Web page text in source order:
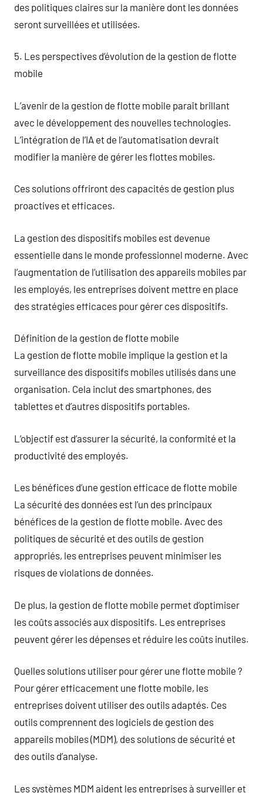
des politiques claires sur la manière dont les données
seront surveillées et utilisées.
5. Les perspectives d’évolution de la gestion de flotte
mobile
L’avenir de la gestion de flotte mobile paraît brillant
avec le développement des nouvelles technologies.
L’intégration de l’IA et de l’automatisation devrait
modifier la manière de gérer les flottes mobiles.
Ces solutions offriront des capacités de gestion plus
proactives et efficaces.
La gestion des dispositifs mobiles est devenue
essentielle dans le monde professionnel moderne. Avec
l’augmentation de l’utilisation des appareils mobiles par
les employés, les entreprises doivent mettre en place
des stratégies efficaces pour gérer ces dispositifs.
Définition de la gestion de flotte mobile
La gestion de flotte mobile implique la gestion et la
surveillance des dispositifs mobiles utilisés dans une
organisation. Cela inclut des smartphones, des
tablettes et d’autres dispositifs portables.
L’objectif est d’assurer la sécurité, la conformité et la
productivité des employés.
Les bénéfices d’une gestion efficace de flotte mobile
La sécurité des données est l’un des principaux
bénéfices de la gestion de flotte mobile. Avec des
politiques de sécurité et des outils de gestion
appropriés, les entreprises peuvent minimiser les
risques de violations de données.
De plus, la gestion de flotte mobile permet d’optimiser
les coûts associés aux dispositifs. Les entreprises
peuvent gérer les dépenses et réduire les coûts inutiles.
Quelles solutions utiliser pour gérer une flotte mobile ?
Pour gérer efficacement une flotte mobile, les
entreprises doivent utiliser des outils adaptés. Ces
outils comprennent des logiciels de gestion des
appareils mobiles (MDM), des solutions de sécurité et
des outils d’analyse.
Les systèmes MDM aident les entreprises à surveiller et